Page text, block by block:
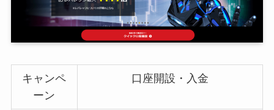
キャンペ
ーン
口座開設・入金